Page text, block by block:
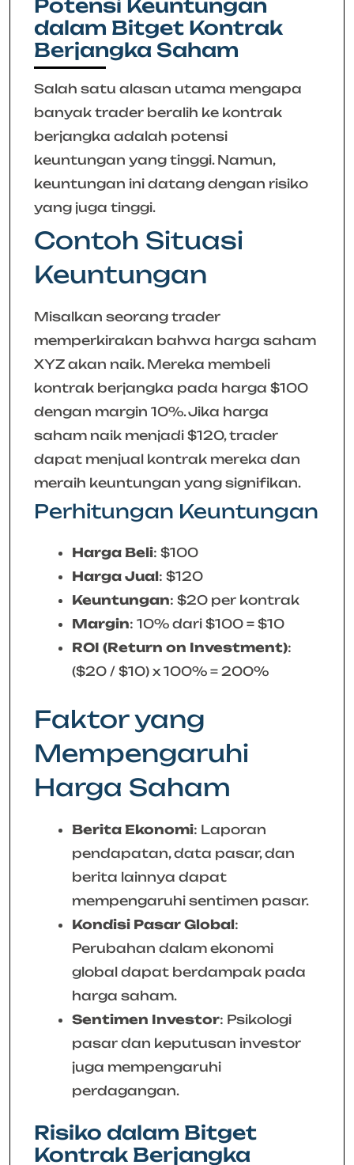
Potensi Keuntungan
dalam Bitget Kontrak
Berjangka Saham
Salah satu alasan utama mengapa
banyak trader beralih ke kontrak
berjangka adalah potensi
keuntungan yang tinggi. Namun,
keuntungan ini datang dengan risiko
yang juga tinggi.
Contoh Situasi
Keuntungan
Misalkan seorang trader
memperkirakan bahwa harga saham
XYZ akan naik. Mereka membeli
kontrak berjangka pada harga $100
dengan margin 10%. Jika harga
saham naik menjadi $120, trader
dapat menjual kontrak mereka dan
meraih keuntungan yang signifikan.
Perhitungan Keuntungan
Harga Beli: $100
Harga Jual: $120
Keuntungan: $20 per kontrak
Margin: 10% dari $100 = $10
ROI (Return on Investment):
($20 / $10) x 100% = 200%
Faktor yang
Mempengaruhi
Harga Saham
Berita Ekonomi: Laporan
pendapatan, data pasar, dan
berita lainnya dapat
mempengaruhi sentimen pasar.
Kondisi Pasar Global:
Perubahan dalam ekonomi
global dapat berdampak pada
harga saham.
Sentimen Investor: Psikologi
pasar dan keputusan investor
juga mempengaruhi
perdagangan.
Risiko dalam Bitget
Kontrak Berjangka